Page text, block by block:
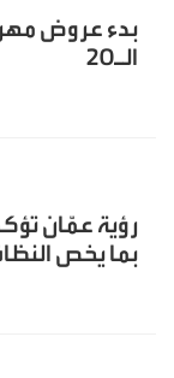
بدء عروض
الـ20
رؤية عمّان
بما يخص